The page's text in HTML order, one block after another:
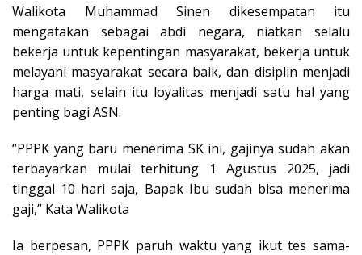
Walikota Muhammad Sinen dikesempatan itu
mengatakan sebagai abdi negara, niatkan selalu
bekerja untuk kepentingan masyarakat, bekerja untuk
melayani masyarakat secara baik, dan disiplin menjadi
harga mati, selain itu loyalitas menjadi satu hal yang
penting bagi ASN.
“PPPK yang baru menerima SK ini, gajinya sudah akan
terbayarkan mulai terhitung 1 Agustus 2025, jadi
tinggal 10 hari saja, Bapak Ibu sudah bisa menerima
gaji,” Kata Walikota
Ia berpesan, PPPK paruh waktu yang ikut tes sama-